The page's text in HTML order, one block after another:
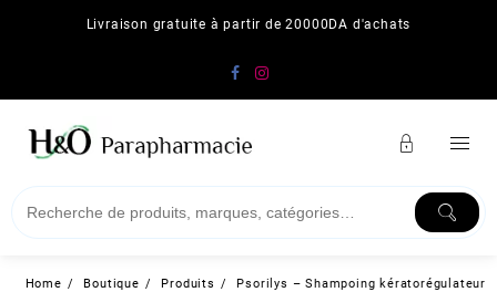
Livraison gratuite à partir de 20000DA d'achats
Home Boutique Produits
Psorilys – Shampoing kératorégulateur